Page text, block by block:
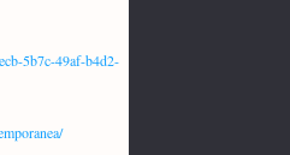
5b7c-49af-b4d2-